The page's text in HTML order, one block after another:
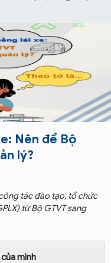
Nên để Bộ
lý?
tác đào tạo, tổ chức
từ Bộ GTVT sang
mình